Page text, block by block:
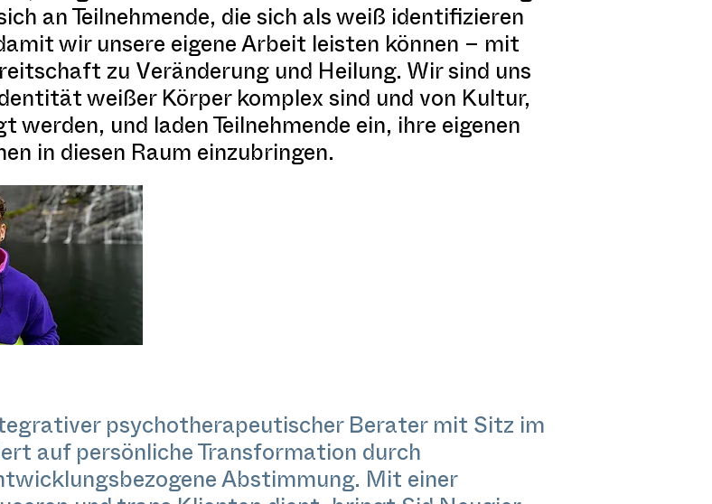
an Teilnehmende, die sich als weiß identifizieren
wir unsere eigene Arbeit leisten können – mit
zu Veränderung und Heilung. Wir sind uns
weißer Körper komplex sind und von Kultur,
werden, und laden Teilnehmende ein, ihre eigenen
in diesen Raum einzubringen.
psychotherapeutischer Berater mit Sitz im
auf persönliche Transformation durch
Abstimmung. Mit einer